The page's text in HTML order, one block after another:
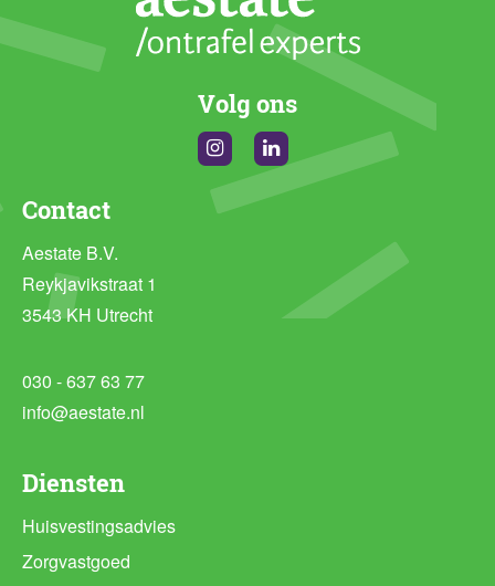
InstagramLinkedin
Huisvestingsadvies
Huisvestingsadvies lab
030 - 637 63 77
info@aestate.nl